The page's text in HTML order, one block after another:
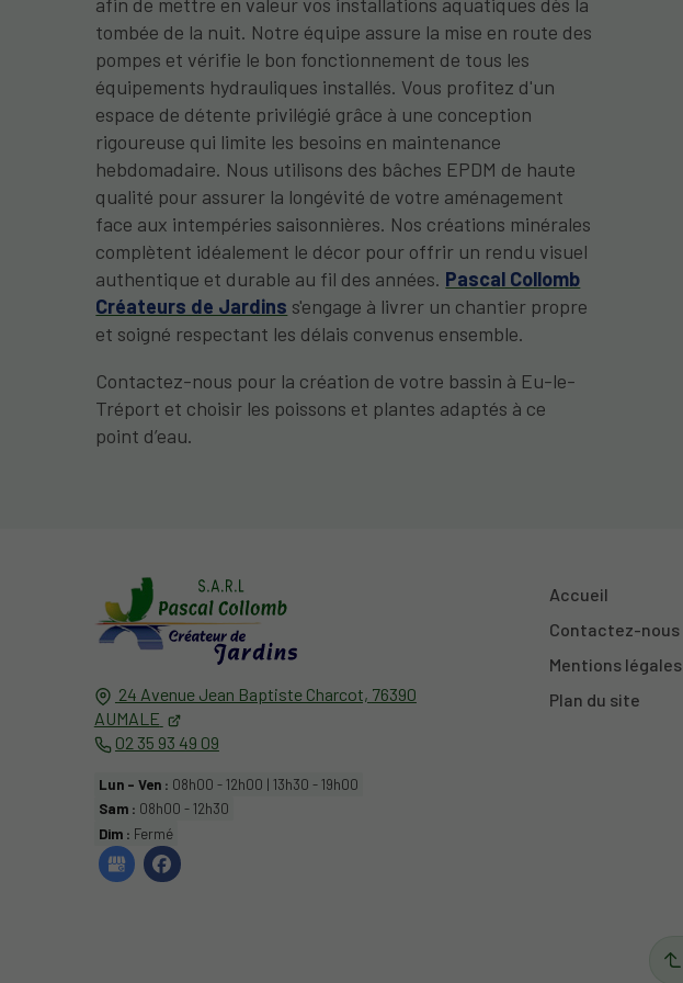
tombée de la nuit. Notre équipe assure la mise en route des
pompes et vérifie le bon fonctionnement de tous les
équipements hydrauliques installés. Vous profitez d'un
espace de détente privilégié grâce à une conception
rigoureuse qui limite les besoins en maintenance
hebdomadaire. Nous utilisons des bâches EPDM de haute
qualité pour assurer la longévité de votre aménagement
face aux intempéries saisonnières. Nos créations minérales
complètent idéalement le décor pour offrir un rendu visuel
authentique et durable au fil des années. Pascal Collomb
Créateurs de Jardins s'engage à livrer un chantier propre
et soigné respectant les délais convenus ensemble.
Contactez-nous pour la création de votre bassin à Eu-le-
Tréport et choisir les poissons et plantes adaptés à ce
point d’eau.
24 Avenue Jean Baptiste Charcot, 76390
AUMALE
02 35 93 49 09
Lun - Ven : 08h00 - 12h00 | 13h30 - 19h00
Sam : 08h00 - 12h30
Dim : Fermé
Accueil
Contactez-nous
Mentions légales
Plan du site